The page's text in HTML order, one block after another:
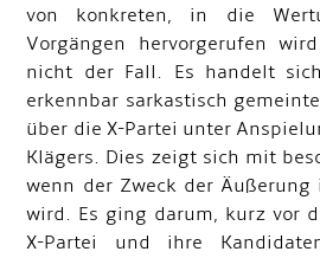
von konkreten, in die
Vorgängen hervorgerufen
nicht der Fall. Es handelt
erkennbar sarkastisch
über die X-Partei unter
Klägers. Dies zeigt sich mit
wenn der Zweck der Äußerung
wird. Es ging darum, kurz vor
X-Partei und ihre